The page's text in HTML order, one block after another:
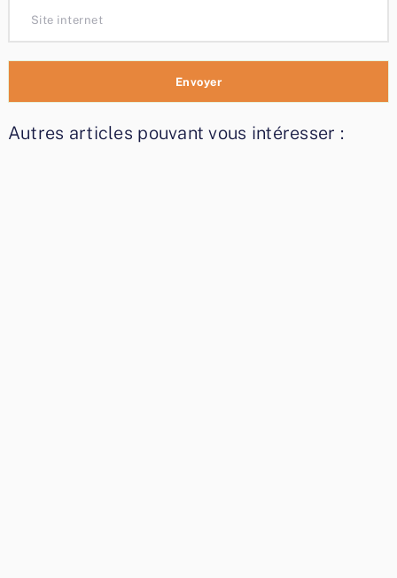
Autres articles pouvant vous intéresser :